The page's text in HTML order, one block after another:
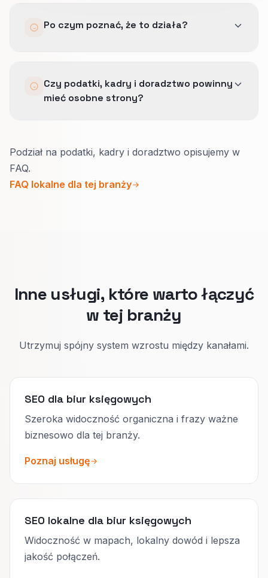
AI/GEO opiera się na tej samej głębi treści,
powtarzana, ale nie zastępuje porządnych
stron.
Po czym poznać, że to działa?
ofertę, czystszym powtarzaniu dowodu i
mniejszej potrzebie tłumaczenia przez sprzedaż
Czy podatki, kadry i doradztwo powinny
mieć osobne strony?
Inna jest pilność, klient i dowód.
Osobne strony przyciągają poważne pytania
Podział na podatki, kadry i doradztwo opisujemy w
FAQ.
FAQ lokalne dla tej branży
Inne usługi, które warto łączyć
w tej branży
Utrzymuj spójny system wzrostu między kanałami.
SEO dla biur księgowych
Szeroka widoczność organiczna i frazy ważne
biznesowo dla tej branży.
Poznaj usługę
SEO lokalne dla biur księgowych
Widoczność w mapach, lokalny dowód i lepsza
jakość połączeń.